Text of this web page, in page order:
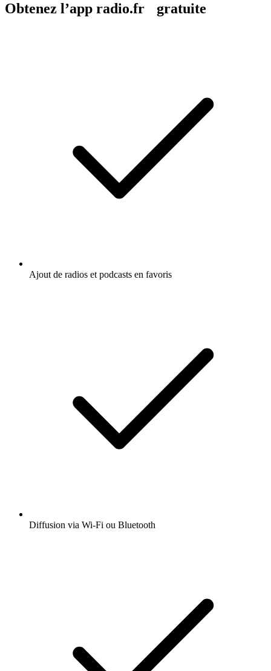
Obtenez l’app radio.fr gratuite
Ajout de radios et podcasts en favoris
Diffusion via Wi-Fi ou Bluetooth